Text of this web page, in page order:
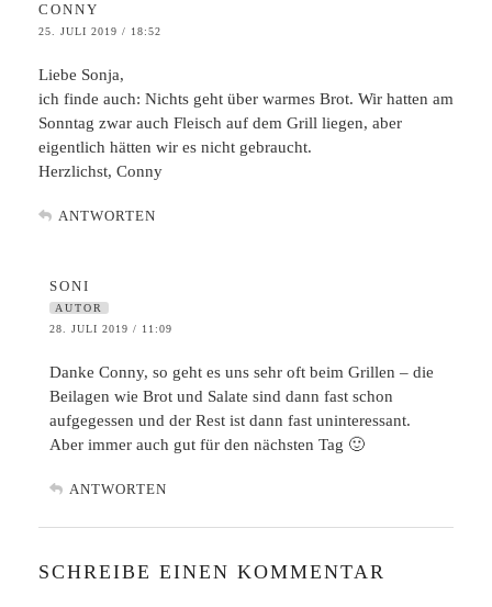
CONNY
25. JULI 2019 / 18:52
Liebe Sonja,
ich finde auch: Nichts geht über warmes Brot. Wir hatten am
Sonntag zwar auch Fleisch auf dem Grill liegen, aber
eigentlich hätten wir es nicht gebraucht.
Herzlichst, Conny
ANTWORTEN
SONI
AUTOR
28. JULI 2019 / 11:09
Danke Conny, so geht es uns sehr oft beim Grillen – die
Beilagen wie Brot und Salate sind dann fast schon
aufgegessen und der Rest ist dann fast uninteressant.
Aber immer auch gut für den nächsten Tag 🙂
ANTWORTEN
SCHREIBE EINEN KOMMENTAR